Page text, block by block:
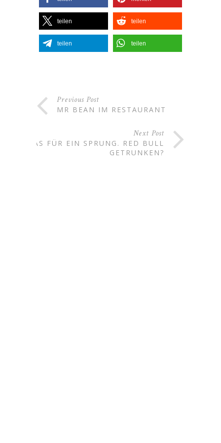
teilen teilen
teilen teilen
Previous Post
MR BEAN IM RESTAURANT
Next Post
WAS FÜR EIN SPRUNG. RED BULL
GETRUNKEN?